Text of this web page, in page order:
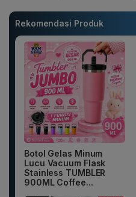
Rekomendasi Produk
Botol Gelas Minum
Lucu Vacuum Flask
Stainless TUMBLER
900ML Coffee...